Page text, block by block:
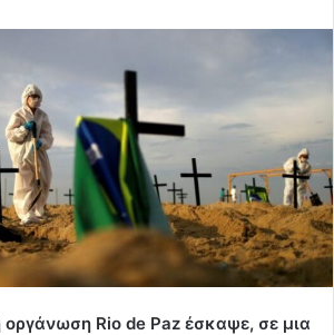
οργάνωση Rio de Paz έσκαψε, σε μια